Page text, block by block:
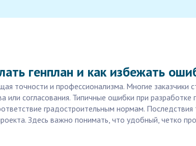
генплан и как избежать
точности и профессионализма. Многие заказчики
или согласования. Типичные ошибки при
градостроительным нормам.
Здесь важно понимать, что удобный, четко